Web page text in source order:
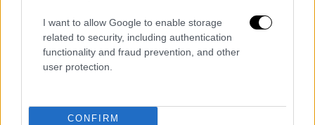
I want to allow Google to enable storage
related to security, including authentication
functionality and fraud prevention, and other
user protection.
CONFIRM
δήμους, ενώ το μέγιστο ποσό
χρηματοδότησης που τους αναλογούσε,
αξιοποίησαν 109 δήμοι.
με οικισμούς πληθυσμού μικρότερου των